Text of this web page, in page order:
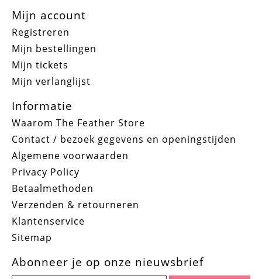
Mijn account
Registreren
Mijn bestellingen
Mijn tickets
Mijn verlanglijst
Informatie
Waarom The Feather Store
Contact / bezoek gegevens en openingstijden
Algemene voorwaarden
Privacy Policy
Betaalmethoden
Verzenden & retourneren
Klantenservice
Sitemap
Abonneer je op onze nieuwsbrief